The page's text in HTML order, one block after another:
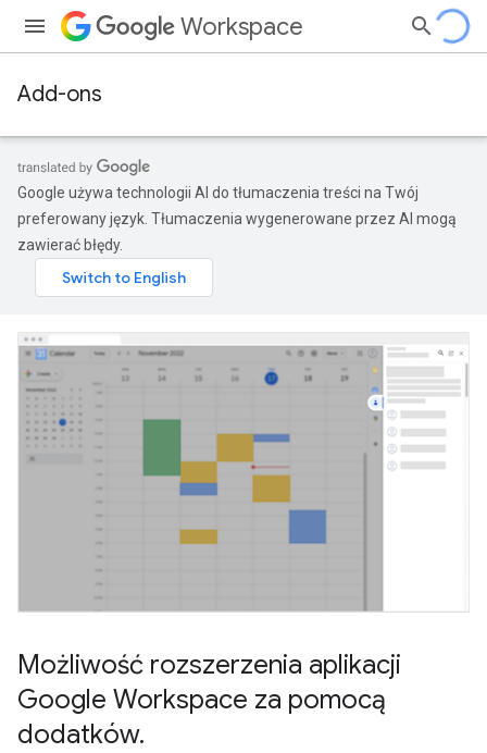
Workspace
Add-ons
Google używa technologii AI do tłumaczenia treści na Twój
preferowany język. Tłumaczenia wygenerowane przez AI mogą
zawierać błędy.
Możliwość rozszerzenia aplikacji
Google Workspace za pomocą
dodatków.